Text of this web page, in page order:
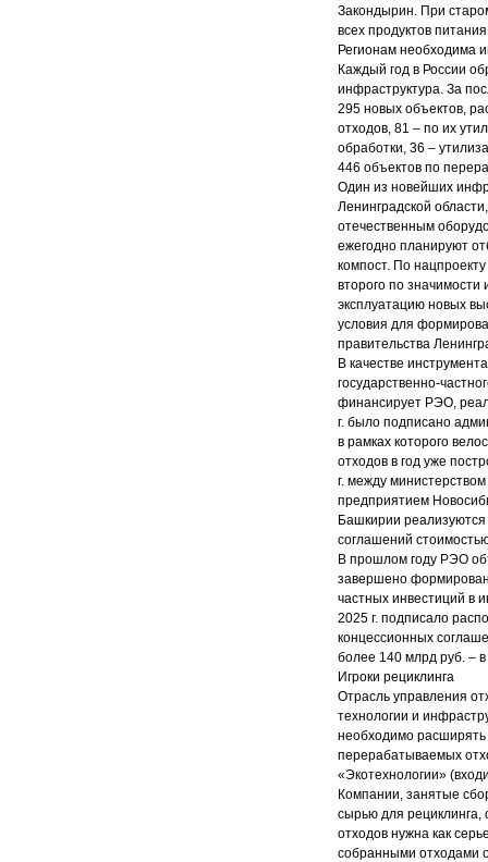
Закондырин. При
всех продуктов
Регионам необходима
Каждый год в России
инфраструктура. За
295 новых объектов,
отходов, 81 – по их
обработки, 36 –
446 объектов по
Один из новейших
Ленинградской
отечественным
ежегодно планируют
компост. По
второго по
эксплуатацию новых
условия для
правительства
В качестве
государственно-
финансирует РЭО,
г. было подписано
в рамках которого
отходов в год уже
г. между
предприятием
Башкирии
соглашений
В прошлом году РЭО
завершено
частных инвестиций в
2025 г. подписало
концессионных
более 140 млрд руб. –
Игроки рециклинга
Отрасль управления
технологии и
необходимо
перерабатываемых
«Экотехнологии»
Компании, занятые
сырью для
отходов нужна как
собранными отходами